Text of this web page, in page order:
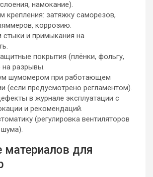
намокание).
крепления: затяжку саморезов,
коррозию.
стыки и примыкания на
покрытия (плёнки, фольгу,
на разрывы.
шумомером при работающем
(если предусмотрено регламентом).
в журнале эксплуатации с
и рекомендаций.
(регулировка вентиляторов
материалов для